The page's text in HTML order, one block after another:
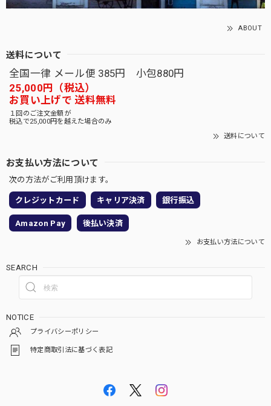
ABOUT
送料について
全国一律 メール便 385円 小包880円
25,000円（税込）
お買い上げで 送料無料
１回のご注文金額が
税込で25,000円を越えた場合のみ
送料について
お支払い方法について
次の方法がご利用頂けます。
クレジットカード キャリア決済 銀行振込
Amazon Pay 後払い決済
お支払い方法について
SEARCH
NOTICE
プライバシーポリシー
特定商取引法に基づく表記